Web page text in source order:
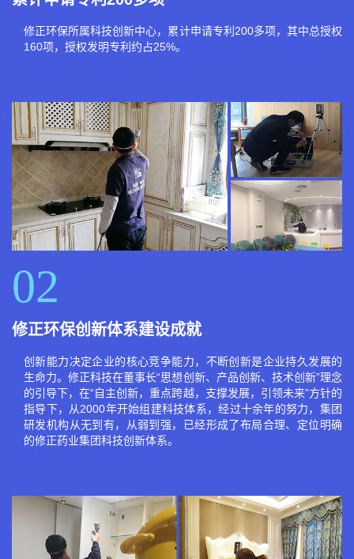
修正环保所属科技创新中心，累计申请专利200多项，其中总授权
160项，授权发明专利约占25%。
02
修正环保创新体系建设成就
创新能力决定企业的核心竞争能力，不断创新是企业持久发展的
生命力。修正科技在董事长“思想创新、产品创新、技术创新”理念
的引导下，在“自主创新，重点跨越，支撑发展，引领未来”方针的
指导下，从2000年开始组建科技体系，经过十余年的努力，集团
研发机构从无到有，从弱到强，已经形成了布局合理、定位明确
的修正药业集团科技创新体系。